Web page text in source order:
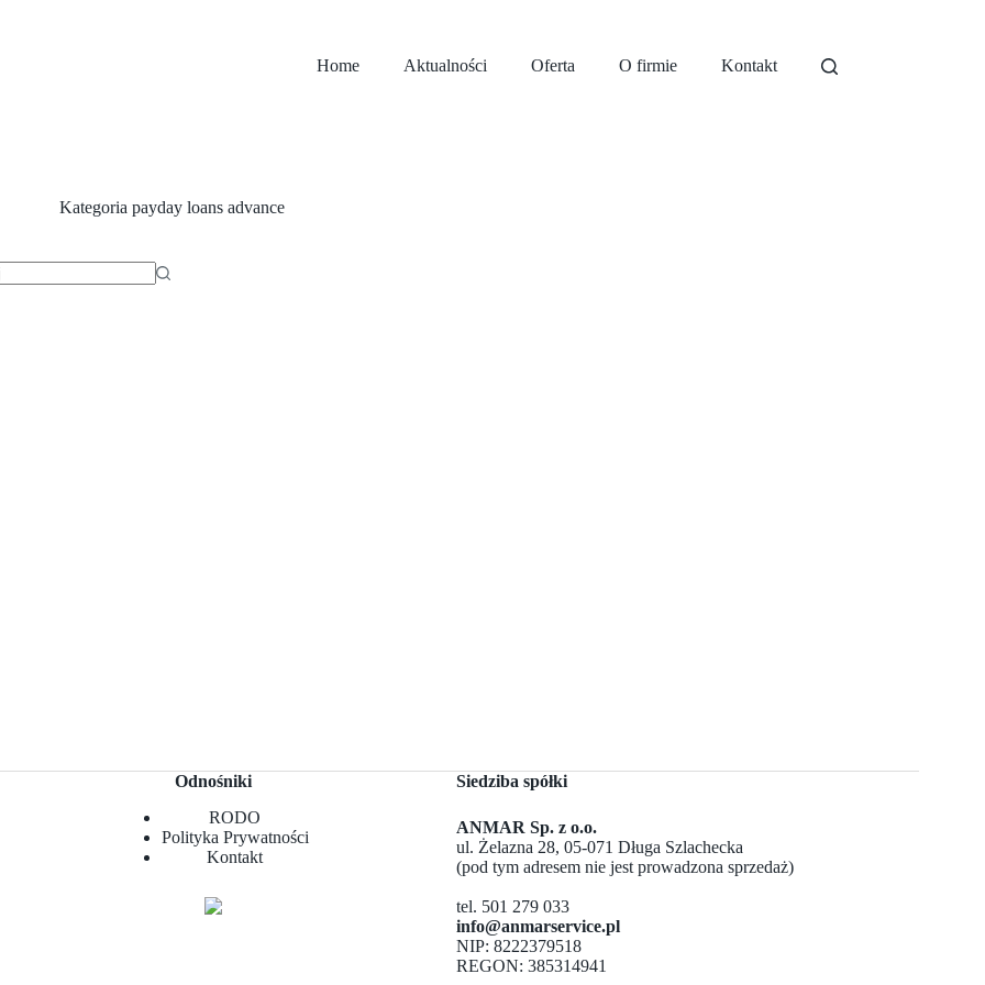
Home
Aktualności Oferta O firmie Kontakt
Kategoria payday loans advance
Odnośniki
RODO
Polityka Prywatności
Kontakt
Siedziba spółki
ANMAR Sp. z o.o.
ul. Żelazna 28, 05-071 Długa Szlachecka
(pod tym adresem nie jest prowadzona sprzedaż)
tel. 501 279 033
info@anmarservice.pl
NIP: 8222379518
REGON: 385314941